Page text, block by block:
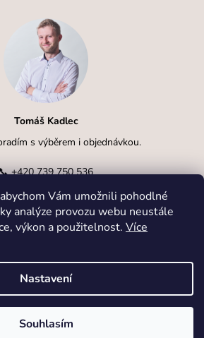
Vám umožnili pohodlné
analýze provozu webu neustále
výkon a použitelnost. Více
Nastavení
Souhlasím
Tomáš Kadlec
s výběrem i objednávkou.
+420 739 750 536
✉️info@kadlcak.cz
Vytvořil Shoptet
kadlcak.cz. Všechna práva vyhrazena.